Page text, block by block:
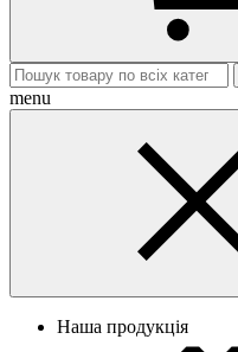
menu
Наша продукція